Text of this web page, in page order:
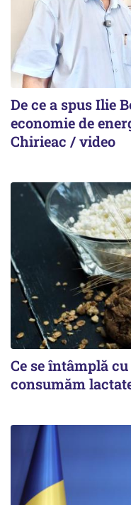
De ce a spus Ilie
economie de
Chirieac / video
Ce se întâmplă
consumăm